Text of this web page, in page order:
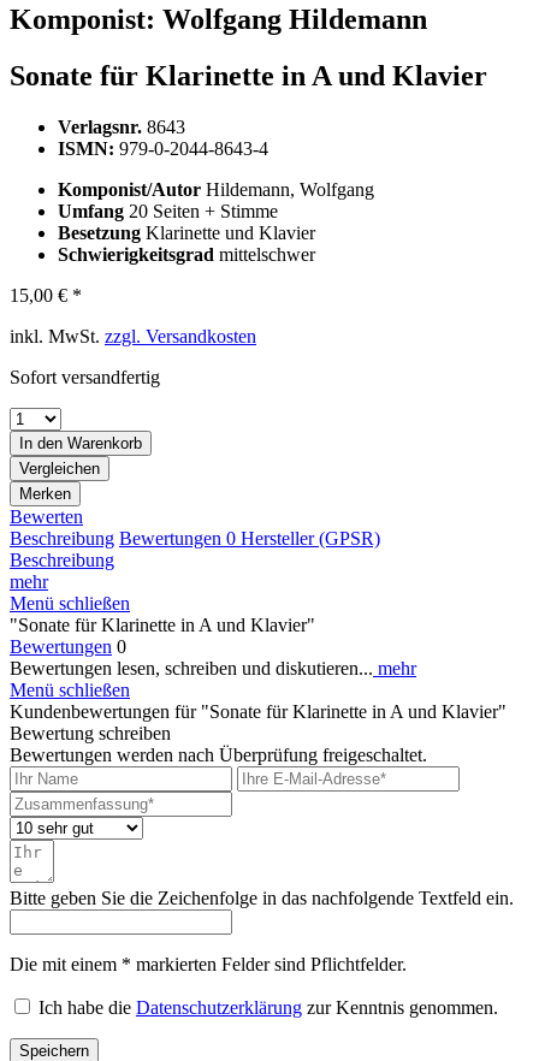
Komponist: Wolfgang Hildemann
Sonate für Klarinette in A und Klavier
Verlagsnr. 8643
ISMN: 979-0-2044-8643-4
Komponist/Autor Hildemann, Wolfgang
Umfang 20 Seiten + Stimme
Besetzung Klarinette und Klavier
Schwierigkeitsgrad mittelschwer
15,00 € *
inkl. MwSt. zzgl. Versandkosten
Sofort versandfertig
In den Warenkorb
Vergleichen
Merken
Bewerten
Beschreibung Bewertungen 0 Hersteller (GPSR)
Beschreibung
mehr
Menü schließen
"Sonate für Klarinette in A und Klavier"
Bewertungen 0
Bewertungen lesen, schreiben und diskutieren... mehr
Menü schließen
Kundenbewertungen für "Sonate für Klarinette in A und Klavier"
Bewertung schreiben
Bewertungen werden nach Überprüfung freigeschaltet.
Bitte geben Sie die Zeichenfolge in das nachfolgende Textfeld ein.
Die mit einem * markierten Felder sind Pflichtfelder.
Ich habe die Datenschutzerklärung zur Kenntnis genommen.
Speichern